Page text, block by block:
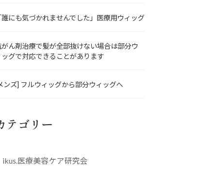
誰にも気づかれませんでした」医療用ウィッグ
がん剤治療で髪が全部抜けない場合は部分ウ
ッグで対応できることがあります
ンズ] フルウィッグから部分ウィッグへ
テゴリー
ikus.医療美容ケア研究会